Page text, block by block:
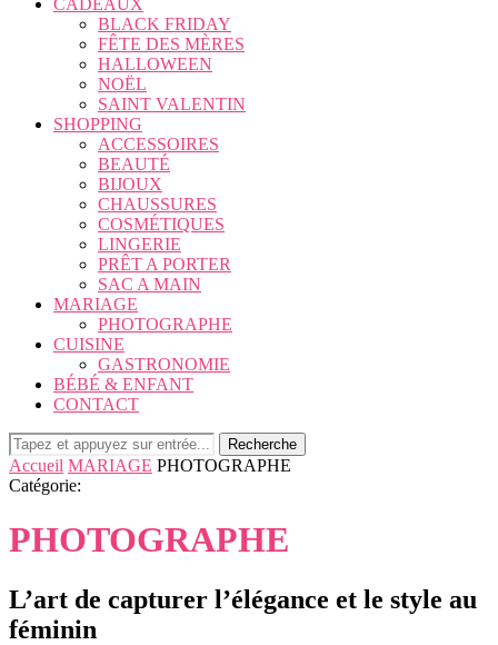
CADEAUX
BLACK FRIDAY
FÊTE DES MÈRES
HALLOWEEN
NOËL
SAINT VALENTIN
SHOPPING
ACCESSOIRES
BEAUTÉ
BIJOUX
CHAUSSURES
COSMÉTIQUES
LINGERIE
PRÊT A PORTER
SAC A MAIN
MARIAGE
PHOTOGRAPHE
CUISINE
GASTRONOMIE
BÉBÉ & ENFANT
CONTACT
Recherche
Accueil MARIAGE PHOTOGRAPHE
Catégorie:
PHOTOGRAPHE
L’art de capturer l’élégance et le style au
féminin